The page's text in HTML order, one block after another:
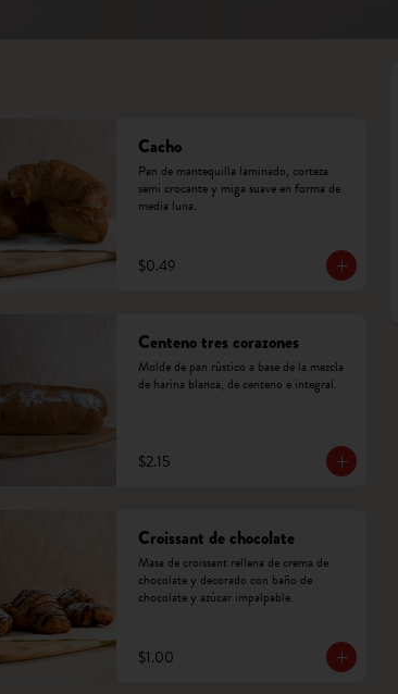
Cacho
Pan de mantequilla laminado, corteza
semi crocante y miga suave en forma de
media luna.
$0.49
Centeno tres corazones
Molde de pan rústico a base de la mezcla
de harina blanca, de centeno e integral.
$2.15
Croissant de chocolate
Masa de croissant rellena de crema de
chocolate y decorado con baño de
chocolate y azúcar impalpable.
$1.00